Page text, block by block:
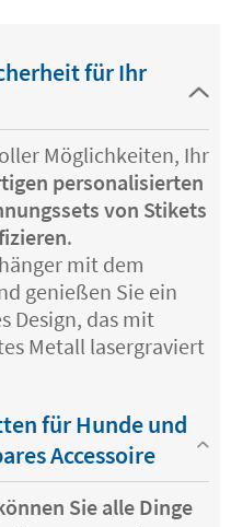
für Ihr
Möglichkeiten, Ihr
personalisierten
von Stikets
.
mit dem
genießen Sie ein
Design, das mit
Metall lasergraviert
für Hunde und
Accessoire
Sie alle Dinge